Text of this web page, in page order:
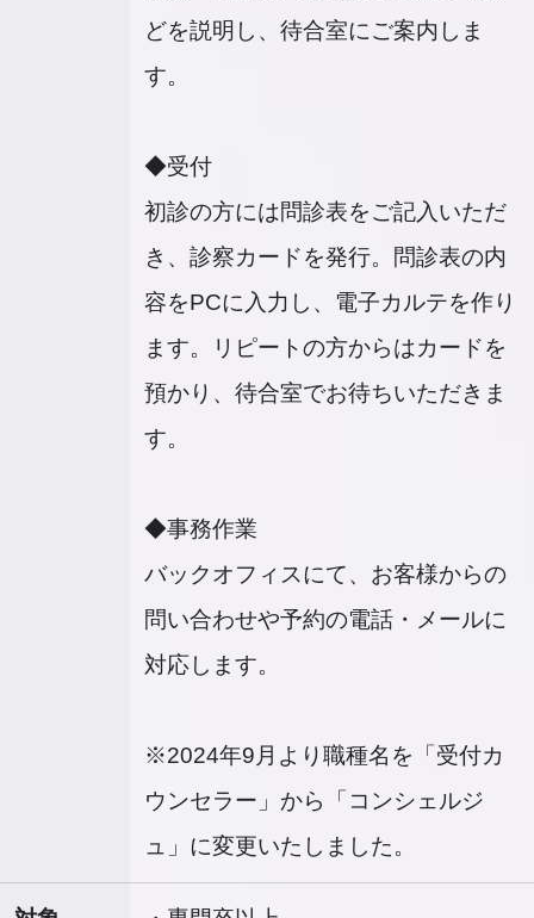
どを説明し、待合室にご案内しま
す。
◆受付
初診の方には問診表をご記入いただ
き、診察カードを発行。問診表の内
容をPCに入力し、電子カルテを作り
ます。リピートの方からはカードを
預かり、待合室でお待ちいただきま
す。
◆事務作業
バックオフィスにて、お客様からの
問い合わせや予約の電話・メールに
対応します。
※2024年9月より職種名を「受付カ
ウンセラー」から「コンシェルジ
ュ」に変更いたしました。